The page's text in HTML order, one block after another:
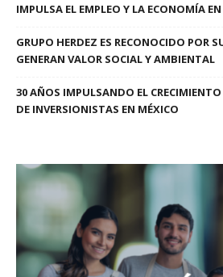
IMPULSA EL EMPLEO Y LA ECONOMÍA
GRUPO HERDEZ ES RECONOCIDO POR
GENERAN VALOR SOCIAL Y AMBIENTAL
30 AÑOS IMPULSANDO EL
DE INVERSIONISTAS EN MÉXICO